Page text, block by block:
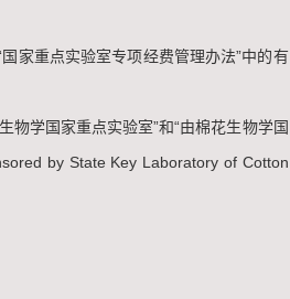
家重点实验室专项经费管理办法”中的有
学国家重点实验室”和“由棉花生物学国
by State Key Laboratory of Cotton